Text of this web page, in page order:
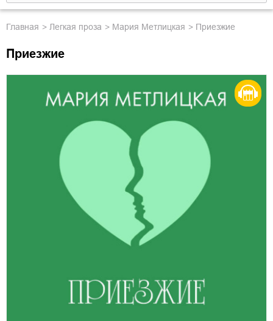
Главная легкая проза Мария Метлицкая Приезжие
Приезжие